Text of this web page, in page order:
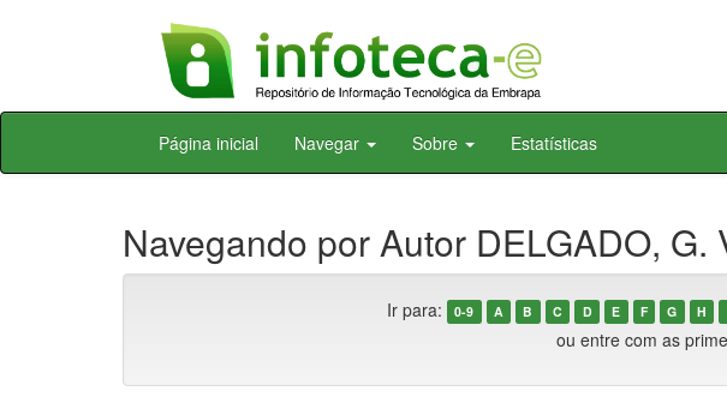
Skip
Página inicial Navegar Sobre Estatísticas
Navegando por Autor DELGADO, G.
Ir para: 0-9 A B C D E F G H
ou entre com as